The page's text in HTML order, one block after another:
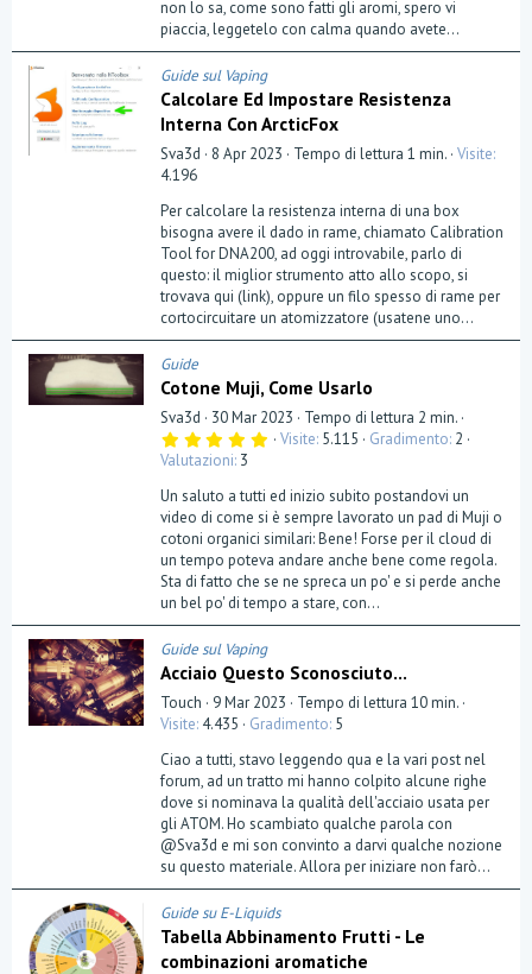
(
e
)
non lo sa, come sono fatti gli aromi, spero vi
piaccia, leggetelo con calma quando avete...
Guide sul Vaping
Calcolare Ed Impostare Resistenza
Interna Con ArcticFox
Sva3d 8 Apr 2023 Tempo di lettura 1 min. Visite
4.196
Per calcolare la resistenza interna di una box
bisogna avere il dado in rame, chiamato Calibration
Tool for DNA200, ad oggi introvabile, parlo di
questo: il miglior strumento atto allo scopo, si
trovava qui (link), oppure un filo spesso di rame per
cortocircuitare un atomizzatore (usatene uno...
Guide
Cotone Muji, Come Usarlo
Sva3d 30 Mar 2023
Tempo di lettura 2 min.
5
s
e
l
l
a
(
e
)
Visite 5.115 Gradimento 2
Valutazioni 3
Un saluto a tutti ed inizio subito postandovi un
video di come si è sempre lavorato un pad di Muji o
cotoni organici similari: Bene! Forse per il cloud di
un tempo poteva andare anche bene come regola.
Sta di fatto che se ne spreca un po' e si perde anche
un bel po' di tempo a stare, con...
Guide sul Vaping
Acciaio Questo Sconosciuto...
Touch 9 Mar 2023
Tempo di lettura 10 min.
Visite 4.435 Gradimento 5
Ciao a tutti, stavo leggendo qua e la vari post nel
forum, ad un tratto mi hanno colpito alcune righe
dove si nominava la qualità dell'acciaio usata per
gli ATOM. Ho scambiato qualche parola con
@Sva3d e mi son convinto a darvi qualche nozione
su questo materiale. Allora per iniziare non farò...
Guide su E-Liquids
Tabella Abbinamento Frutti - Le
combinazioni aromatiche